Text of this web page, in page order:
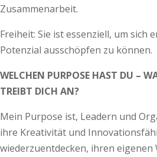
Zusammenarbeit.
Freiheit: Sie ist essenziell, um sich
Potenzial ausschöpfen zu können.
WELCHEN PURPOSE HAST DU –
TREIBT DICH AN?
Mein Purpose ist, Leadern und
ihre Kreativität und
wiederzuentdecken, ihren eigenen